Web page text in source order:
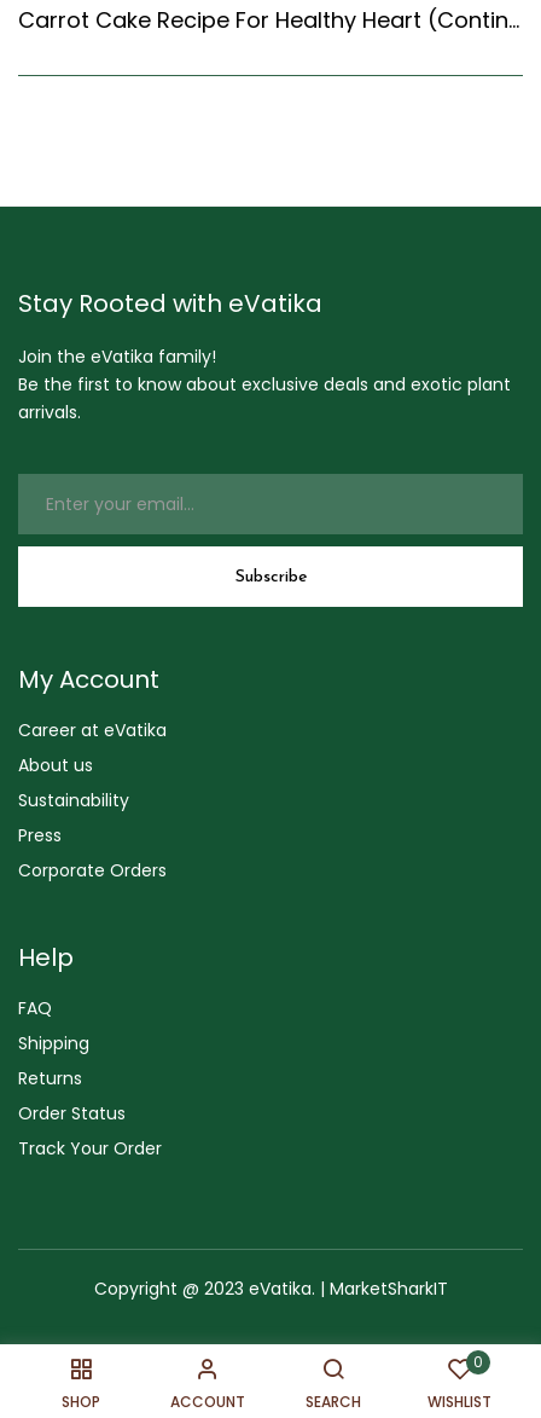
SHOP ACCOUNT SEARCH
0
WISHLIST
Carrot Cake Recipe For Healthy Heart (Continental Style) – Easy & Delicious Recipe
Stay Rooted with eVatika
Join the eVatika family!
Be the first to know about exclusive deals and exotic plant
arrivals.
My Account
Career at eVatika
About us
Sustainability
Press
Corporate Orders
Help
FAQ
Shipping
Returns
Order Status
Track Your Order
Copyright @ 2023 eVatika. | MarketSharkIT
Terms of Use Copyright & Trademark Sitemap